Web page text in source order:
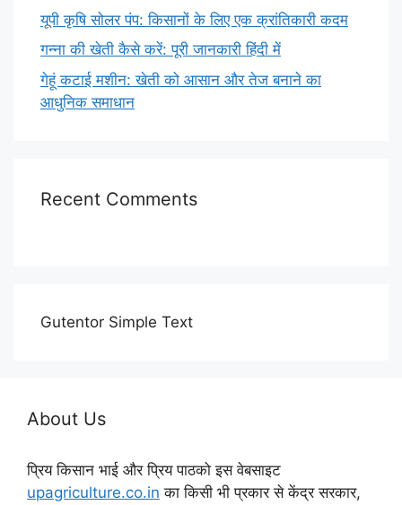
यूपी कृषि सोलर पंप: किसानों के लिए एक क्रांतिकारी कदम
गन्ना की खेती कैसे करें: पूरी जानकारी हिंदी में
गेहूं कटाई मशीन: खेती को आसान और तेज बनाने का
आधुनिक समाधान
Recent Comments
Gutentor Simple Text
About Us
प्रिय किसान भाई और प्रिय पाठको इस वेबसाइट
upagriculture.co.in का किसी भी प्रकार से केंद्र सरकार,